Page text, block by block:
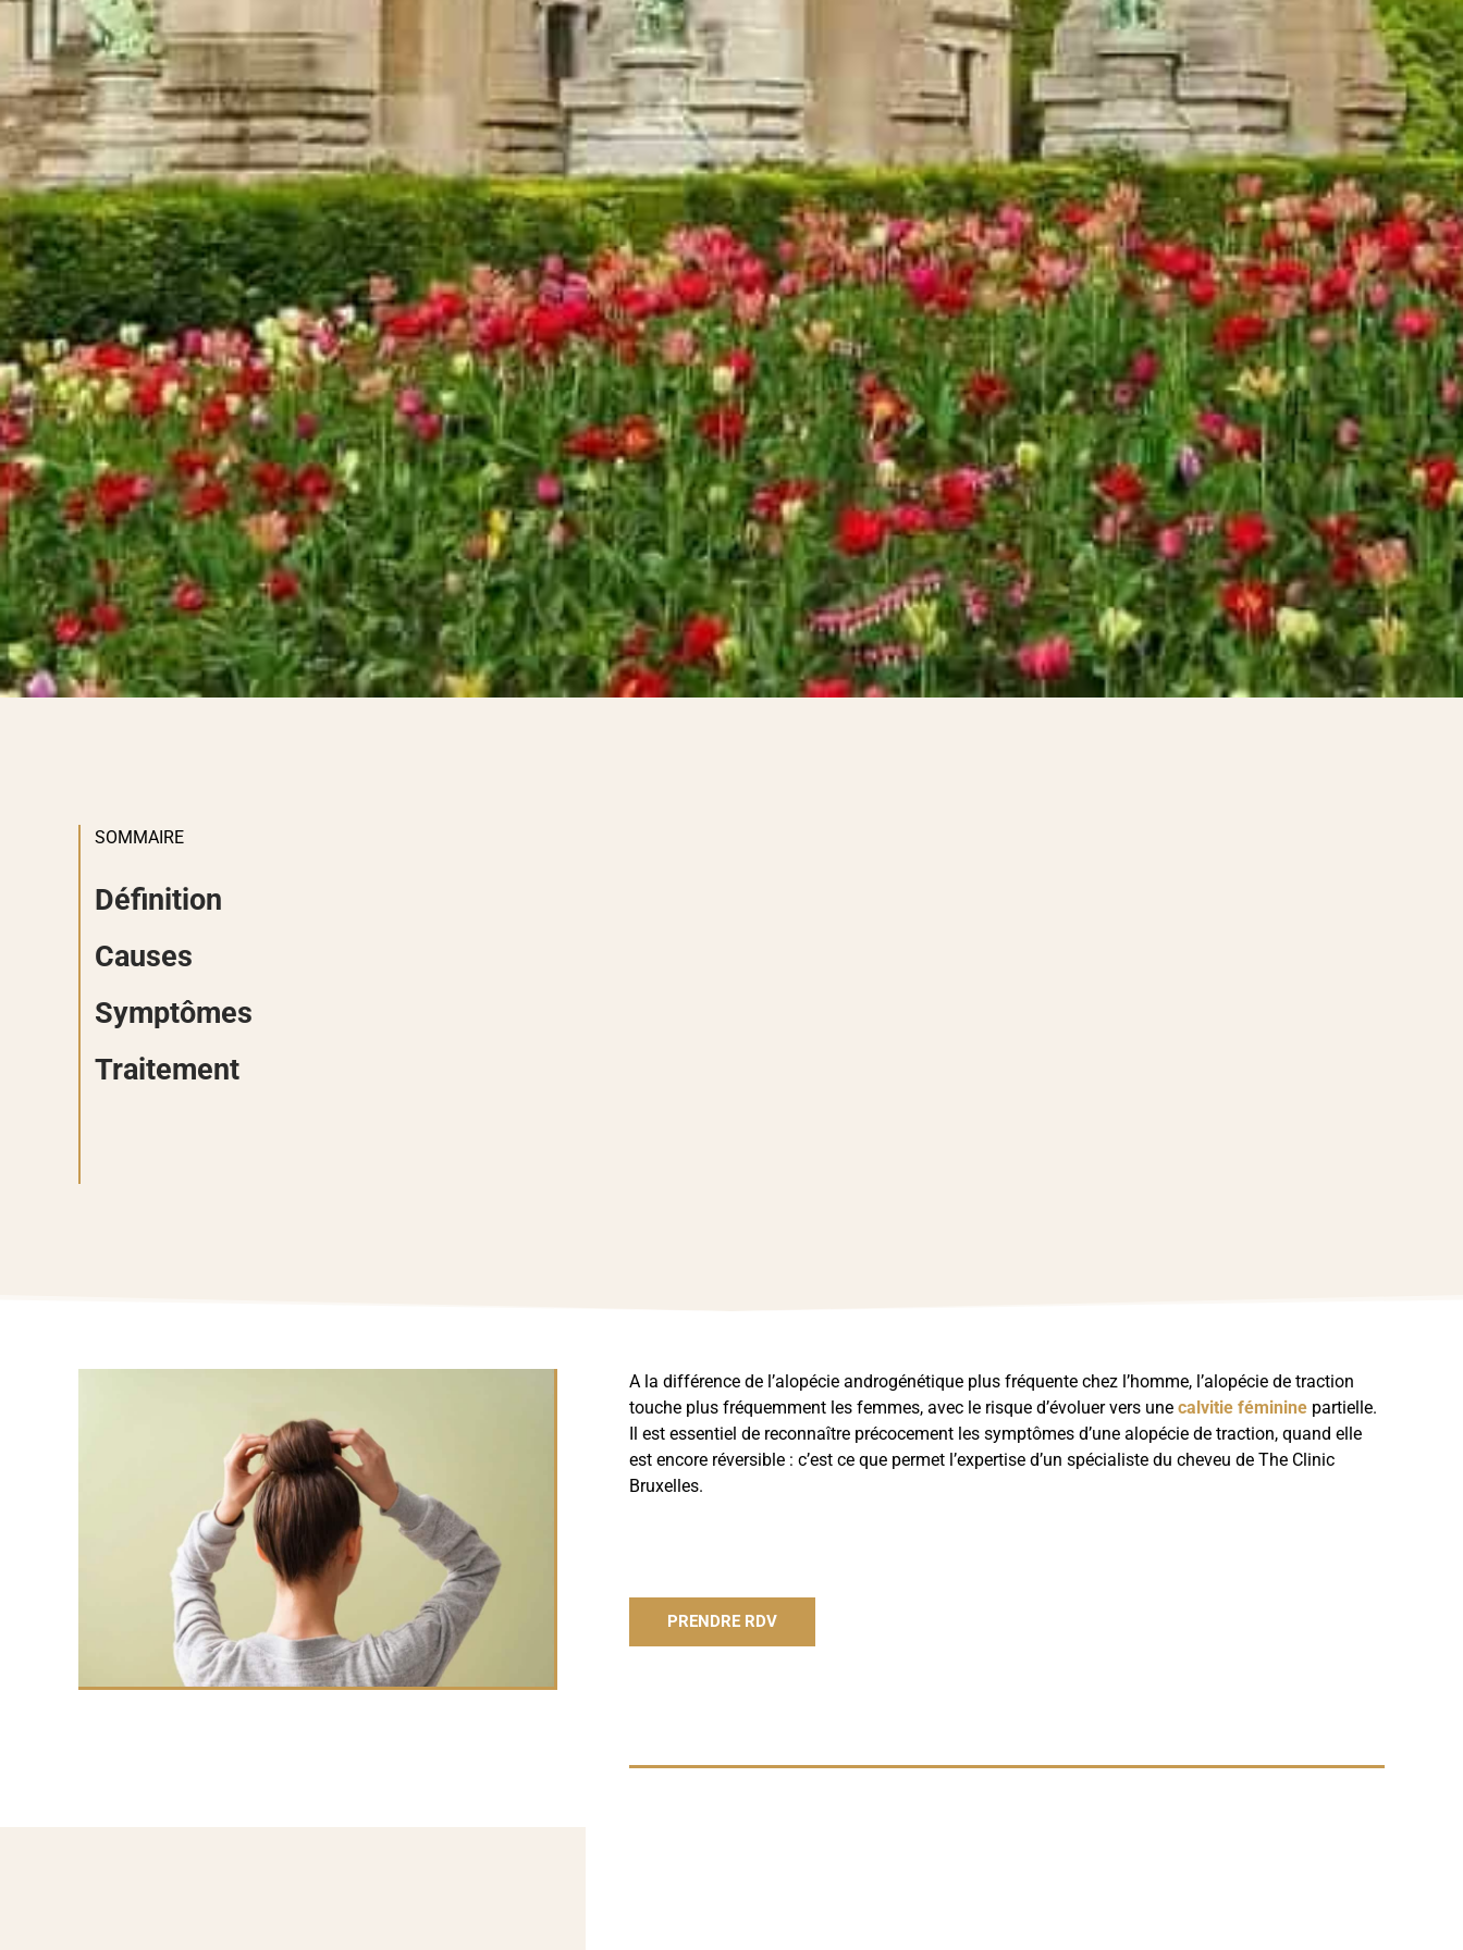
SOMMAIRE
Définition
Causes
Symptômes
Traitement
A la différence de l’alopécie androgénétique plus fréquente chez l’homme, l’alopécie de traction
touche plus fréquemment les femmes, avec le risque d’évoluer vers unecalvitie féminine partielle.
Il est essentiel de reconnaître précocement les symptômes d’une alopécie de traction, quand elle
est encore réversible : c’est ce que permet l’expertise d’un spécialiste du cheveu de The Clinic
Bruxelles.
PRENDRE RDV